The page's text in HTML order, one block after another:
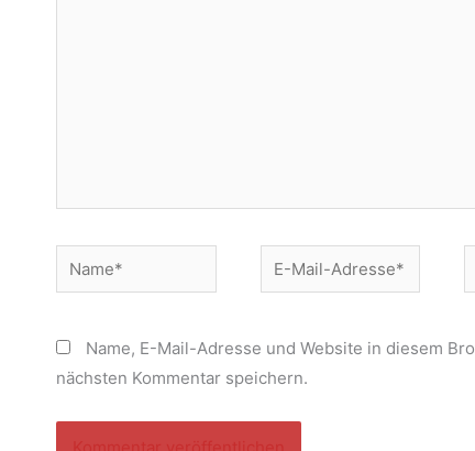
Name*
E-
Mail-
Name, E-Mail-Adresse und Website in diesem
nächsten Kommentar speichern.